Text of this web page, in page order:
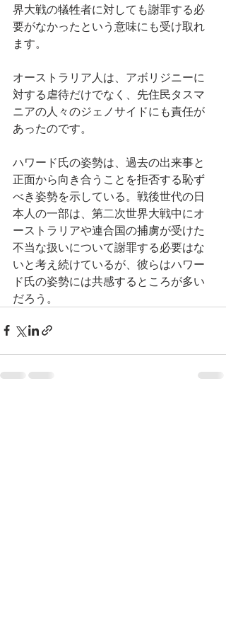
界大戦の犠牲者に対しても謝罪する必
要がなかったという意味にも受け取れ
ます。
オーストラリア人は、アボリジニーに
対する虐待だけでなく、先住民タスマ
ニアの人々のジェノサイドにも責任が
あったのです。
ハワード氏の姿勢は、過去の出来事と
正面から向き合うことを拒否する恥ず
べき姿勢を示している。戦後世代の日
本人の一部は、第二次世界大戦中にオ
ーストラリアや連合国の捕虜が受けた
不当な扱いについて謝罪する必要はな
いと考え続けているが、彼らはハワー
ド氏の姿勢には共感するところが多い
だろう。